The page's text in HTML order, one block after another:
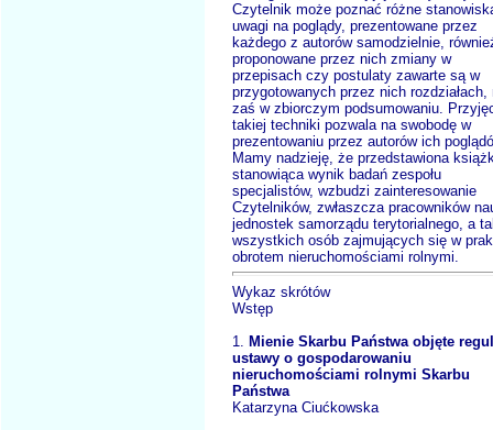
Czytelnik może poznać różne
uwagi na poglądy, prezentowane przez
każdego z autorów samodzielnie,
proponowane przez nich zmiany w
przepisach czy postulaty zawarte są w
przygotowanych przez nich rozdziałach,
zaś w zbiorczym podsumowaniu.
takiej techniki pozwala na swobodę w
prezentowaniu przez autorów ich
Mamy nadzieję, że przedstawiona
stanowiąca wynik badań zespołu
specjalistów, wzbudzi zainteresowanie
Czytelników, zwłaszcza pracowników
jednostek samorządu terytorialnego, a
wszystkich osób zajmujących się w
obrotem nieruchomościami rolnymi.
Wykaz skrótów
Wstęp
1.
Mienie Skarbu Państwa objęte
ustawy o gospodarowaniu
nieruchomościami rolnymi Skarbu
Państwa
Katarzyna Ciućkowska